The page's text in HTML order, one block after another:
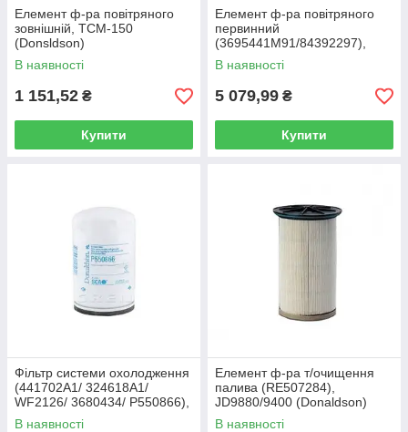
Елемент ф-ра повітряного
зовнішній, ТСМ-150
(Donsldson)
В наявності
1 151,52 ₴
Купити
Елемент ф-ра повітряного
первинний
(3695441M91/84392297),
Landini, New Holland
(Donaldson)
В наявності
5 079,99 ₴
Купити
Фільтр системи охолодження
(441702A1/ 324618A1/
WF2126/ 3680434/ P550866),
Case STX500 (Donaldson)
В наявності
Елемент ф-ра т/очищення
палива (RE507284),
JD9880/9400 (Donaldson)
В наявності